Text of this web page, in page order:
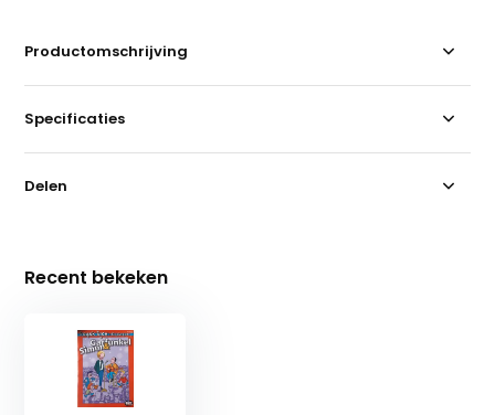
Productomschrijving
Specificaties
Delen
Recent bekeken